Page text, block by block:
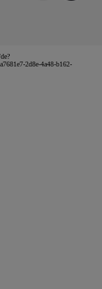
2d8e-4a48-b162-